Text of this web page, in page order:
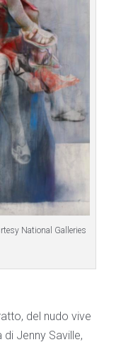
National Galleries
del nudo vive
di Jenny Saville,